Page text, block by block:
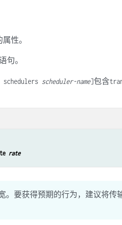
性。
句。
scheduler-name]包含
rate
。要获得预期的行为，建议将传